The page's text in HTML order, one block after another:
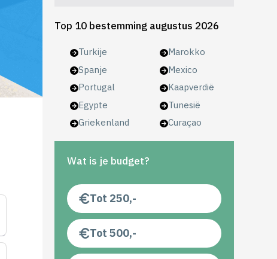
Top 10 bestemming augustus 2026
Turkije
Spanje
Portugal
Egypte
Griekenland
Marokko
Mexico
Kaapverdië
Tunesië
Curaçao
Wat is je budget?
Tot 250,-
Tot 500,-